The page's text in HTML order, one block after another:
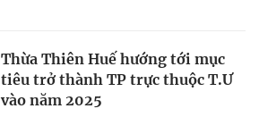
Thừa Thiên Huế hướng tới mục
tiêu trở thành TP trực thuộc T.Ư
vào năm 2025